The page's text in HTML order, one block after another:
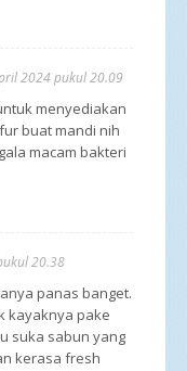
2024 pukul 20.09
menyediakan
buat mandi nih
macam bakteri
20.38
panas banget.
kayaknya pake
suka sabun yang
kerasa fresh